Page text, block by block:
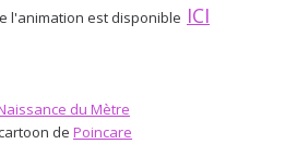
l'animation est disponible ICI
du Mètre
dePoincare